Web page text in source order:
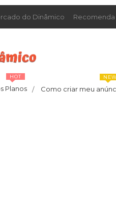
do Dinâmico
Planos /
HOT
Como criar meu
NEW